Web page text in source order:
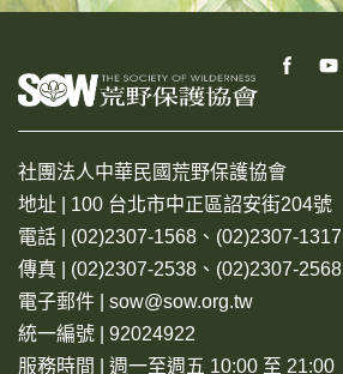
社團法人中華民國荒野保護協會
地址 | 100 台北市中正區詔安街204號
電話 | (02)2307-1568、(02)2307-1317
傳真 | (02)2307-2538、(02)2307-2568
電子郵件 | sow@sow.org.tw
統一編號 | 92024922
服務時間 | 週一至週五 10:00 至 21:00